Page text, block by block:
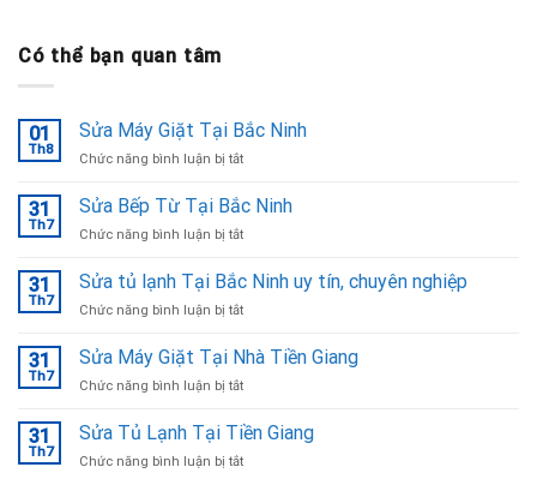
Có thể bạn quan tâm
01
Th8
Sửa Máy Giặt Tại Bắc Ninh
Chức năng bình luận bị tắtở
Máy
Tại
Ninh
31
Th7
Sửa Bếp Từ Tại Bắc Ninh
Chức năng bình luận bị tắtở
Bếp
Tại
Ninh
31
Th7
Sửa tủ lạnh Tại Bắc Ninh uy tín, chuyên nghiệp
Chức năng bình luận bị tắtở
tủ
Tại
Ninh
31
Th7
Sửa Máy Giặt Tại Nhà Tiền Giang
Chức năng bình luận bị tắtở
Máy
Giặt
Tại
31
Th7
Sửa Tủ Lạnh Tại Tiền Giang
Chức năng bình luận bị tắtở